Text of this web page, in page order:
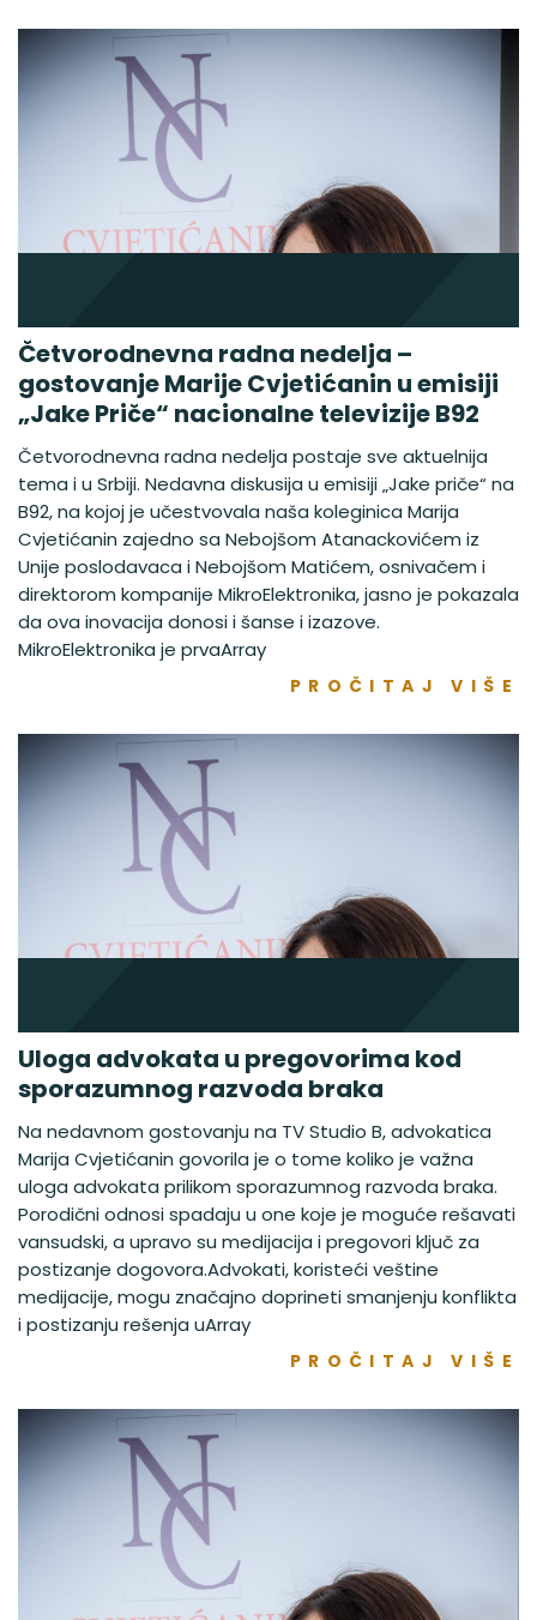
Četvorodnevna radna nedelja –
gostovanje Marije Cvjetićanin u emisiji
„Jake Priče“ nacionalne televizije B92
Četvorodnevna radna nedelja postaje sve aktuelnija
tema i u Srbiji. Nedavna diskusija u emisiji „Jake priče“ na
B92, na kojoj je učestvovala naša koleginica Marija
Cvjetićanin zajedno sa Nebojšom Atanackovićem iz
Unije poslodavaca i Nebojšom Matićem, osnivačem i
direktorom kompanije MikroElektronika, jasno je pokazala
da ova inovacija donosi i šanse i izazove.
MikroElektronika je prvaArray
PROČITAJ VIŠE
Uloga advokata u pregovorima kod
sporazumnog razvoda braka
Na nedavnom gostovanju na TV Studio B, advokatica
Marija Cvjetićanin govorila je o tome koliko je važna
uloga advokata prilikom sporazumnog razvoda braka.
Porodični odnosi spadaju u one koje je moguće rešavati
vansudski, a upravo su medijacija i pregovori ključ za
postizanje dogovora.Advokati, koristeći veštine
medijacije, mogu značajno doprineti smanjenju konflikta
i postizanju rešenja uArray
PROČITAJ VIŠE